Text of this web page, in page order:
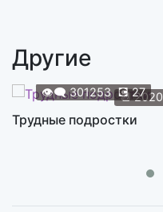
Другие
📆 2020
👁️‍🗨️301253 💽27
Трудные подростки